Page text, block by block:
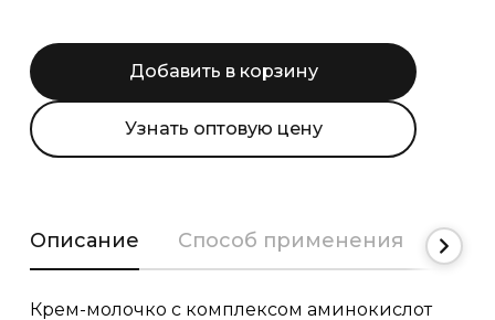
Добавить в корзину
Узнать оптовую цену
Описание Способ применения
Крем-молочко с комплексом аминокислот